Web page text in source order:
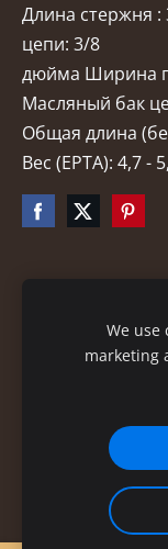
Длина стержня
цепи: 3/8
дюйма Ширина
Масляный бак
Общая длина
Вес (EPTA): 4,7 -
We use
marketing